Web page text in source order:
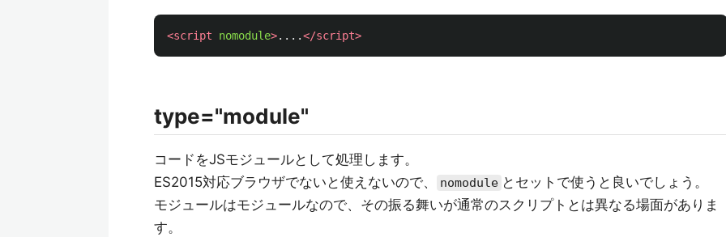
<script nomodule>....</script>
type="module"
コードをJSモジュールとして処理します。
ES2015対応ブラウザでないと使えないので、
nomodule とセットで使うと良いでしょう。
モジュールはモジュールなので、その振る舞いが通常のスクリプトとは異なる場面がありま
す。